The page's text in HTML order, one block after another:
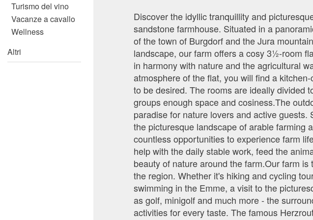
Turismo del vino
Vacanze a cavallo
Wellness
Altri
Discover the idyllic tranquillity and
sandstone farmhouse. Situated in a
of the town of Burgdorf and the Jura
landscape, our farm offers a cosy 3½-room
in harmony with nature and the agricultural
atmosphere of the flat, you will find a
to be desired. The rooms are ideally divided
groups enough space and cosiness.The
paradise for nature lovers and active
the picturesque landscape of arable farming
countless opportunities to experience farm
help with the daily stable work, feed the
beauty of nature around the farm.Our farm
the region. Whether it's hiking and cycling
swimming in the Emme, a visit to the
as golf, minigolf and much more - the
activities for every taste. The famous